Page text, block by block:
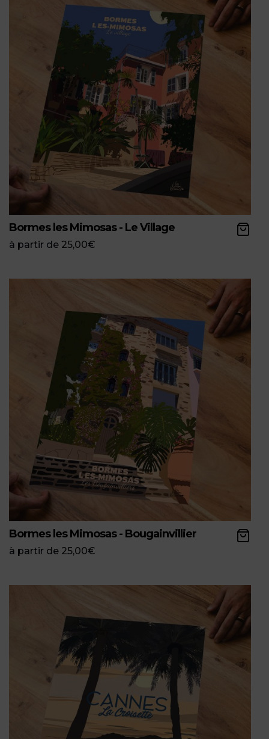
Bormes les Mimosas - Le Village
à partir de 25,00€
Bormes les Mimosas - Bougainvillier
à partir de 25,00€